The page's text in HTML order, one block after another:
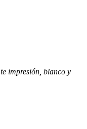
impresión, blanco y